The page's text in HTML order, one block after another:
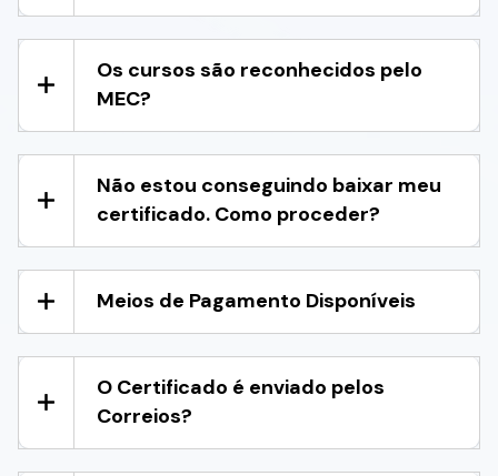
Os cursos são reconhecidos pelo
MEC?
Não estou conseguindo baixar meu
certificado. Como proceder?
Meios de Pagamento Disponíveis
O Certificado é enviado pelos
Correios?